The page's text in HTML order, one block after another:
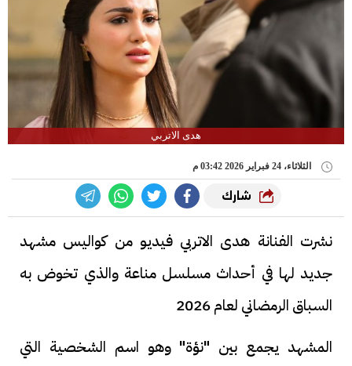
هدى الاتربي
الثلاثاء، 24 فبراير 2026 03:42 م
شارك
نشرت الفنانة هدى الاتربي فيديو من كواليس مشهد
جديد لها في أحداث مسلسل مناعة والذي تخوض به
السباق الرمضاني لعام 2026
المشهد يجمع بين "نؤة" وهو اسم الشخصية التي